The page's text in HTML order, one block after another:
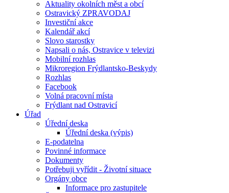
Aktuality okolních měst a obcí
Ostravický ZPRAVODAJ
Investiční akce
Kalendář akcí
Slovo starostky
Napsali o nás, Ostravice v televizi
Mobilní rozhlas
Mikroregion Frýdlantsko-Beskydy
Rozhlas
Facebook
Volná pracovní místa
Frýdlant nad Ostravicí
Úřad
Úřední deska
Úřední deska (výpis)
E-podatelna
Povinné informace
Dokumenty
Potřebuji vyřídit - Životní situace
Orgány obce
Informace pro zastupitele